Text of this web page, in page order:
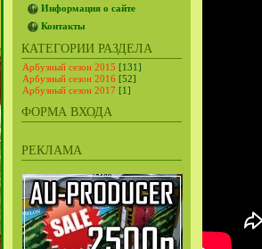
Информация о сайте
Контакты
КАТЕГОРИИ РАЗДЕЛА
Арбузный сезон 2015 [131]
Арбузный сезон 2016 [52]
Арбузный сезон 2017 [1]
ФОРМА ВХОДА
РЕКЛАМА